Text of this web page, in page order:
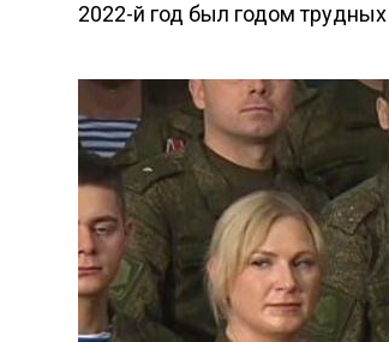
2022-й год был годом